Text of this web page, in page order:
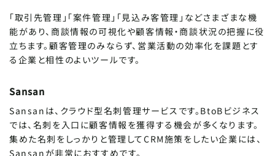
「取引先管理」「案件管理」「見込み客管理」などさまざまな機
能があり、商談情報の可視化や顧客情報・商談状況の把握に役
立ちます。顧客管理のみならず、営業活動の効率化を課題とす
る企業と相性のよいツールです。
Sansan
Sansanは、クラウド型名刺管理サービスです。BtoBビジネス
では、名刺を入口に顧客情報を獲得する機会が多くなります。
集めた名刺をしっかりと管理してCRM施策をしたい企業には、
Sansanが非常におすすめです。